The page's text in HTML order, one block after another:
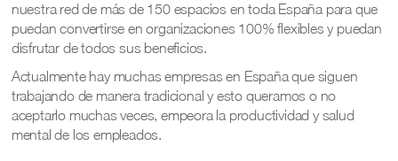
nuestra red de más de 150 espacios en toda España para que
puedan convertirse en organizaciones 100% flexibles y puedan
disfrutar de todos sus beneficios.
Actualmente hay muchas empresas en España que siguen
trabajando de manera tradicional y esto queramos o no
aceptarlo muchas veces, empeora la productividad y salud
mental de los empleados.